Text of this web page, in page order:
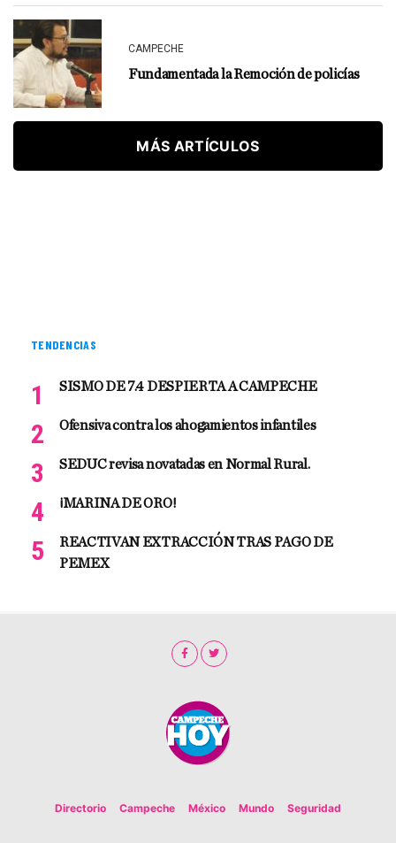
CAMPECHE
Fundamentada la Remoción de policías
MÁS ARTÍCULOS
TENDENCIAS
SISMO DE 7.4 DESPIERTA A CAMPECHE
Ofensiva contra los ahogamientos infantiles
SEDUC revisa novatadas en Normal Rural.
¡MARINA DE ORO!
REACTIVAN EXTRACCIÓN TRAS PAGO DE
PEMEX
Directorio Campeche México Mundo Seguridad